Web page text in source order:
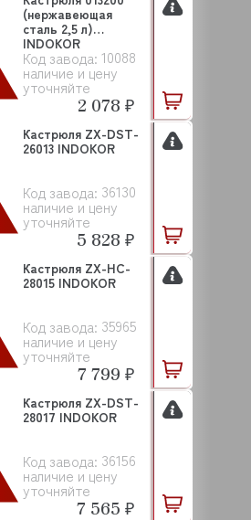
Код завода: 10088
наличие и цену
уточняйте
(нержавеющая
сталь 2,5 л)
INDOKOR
2 078 ₽
Код завода: 36130
наличие и цену
уточняйте
Кастрюля ZX-DST-
26013 INDOKOR
5 828 ₽
Код завода: 35965
наличие и цену
уточняйте
Кастрюля ZX-HC-
28015 INDOKOR
7 799 ₽
Код завода: 36156
наличие и цену
уточняйте
Кастрюля ZX-DST-
28017 INDOKOR
7 565 ₽